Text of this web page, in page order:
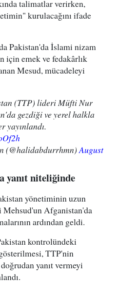
talimatlar verirken,
kurulacağını ifade
Pakistan'da İslami nizam
için emek ve fedakârlık
Mesud, mücadeleyi
(TTP) lideri Müfti Nur
gezdiği ve yerel halkla
yayınlandı.
(@halidabdurrhmn)August
yanıt niteliğinde
yönetiminin uzun
Afganistan'da
ardından geldi.
kontrolündeki
TTP'nin
yanıt vermeyi